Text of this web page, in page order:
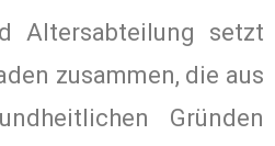
Altersabteilung setzt
zusammen, die aus
Gründen